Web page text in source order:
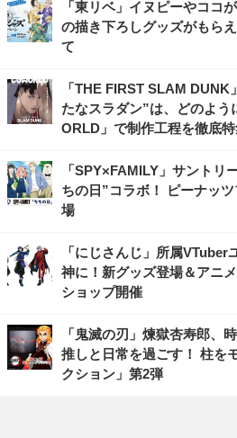
「東リベ」イヌピーやココ
の描き下ろしグッズがもら
て
「THE FIRST SLAM
たなスラダン”は、どのよ
ORLD」で制作工程を徹底
「SPY×FAMILY」サントリ
ちの日”コラボ！ ピーナッ
場
「にじさんじ」所属
神に！新グッズ登場＆アニ
ショップ開催
「鬼滅の刃」煉獄杏寿郎、
推しと日常を過ごす！ 柱を
クション」第2弾